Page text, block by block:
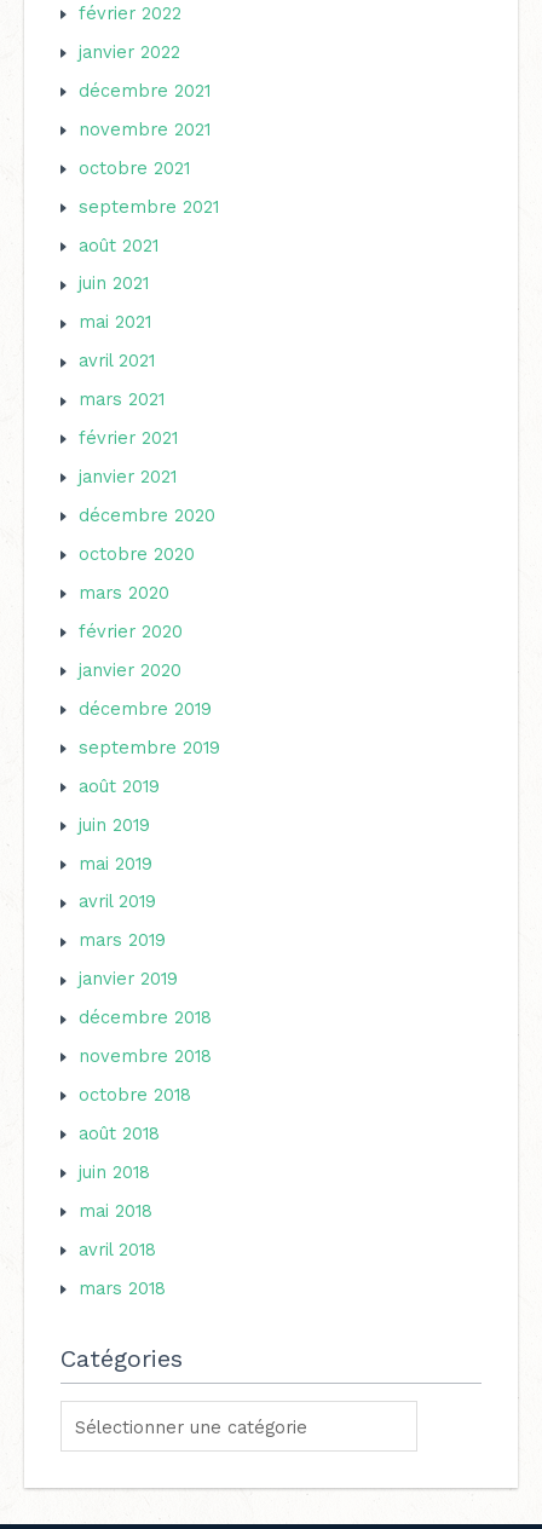
février 2022
janvier 2022
décembre 2021
novembre 2021
octobre 2021
septembre 2021
août 2021
juin 2021
mai 2021
avril 2021
mars 2021
février 2021
janvier 2021
décembre 2020
octobre 2020
mars 2020
février 2020
janvier 2020
décembre 2019
septembre 2019
août 2019
juin 2019
mai 2019
avril 2019
mars 2019
janvier 2019
décembre 2018
novembre 2018
octobre 2018
août 2018
juin 2018
mai 2018
avril 2018
mars 2018
Catégories